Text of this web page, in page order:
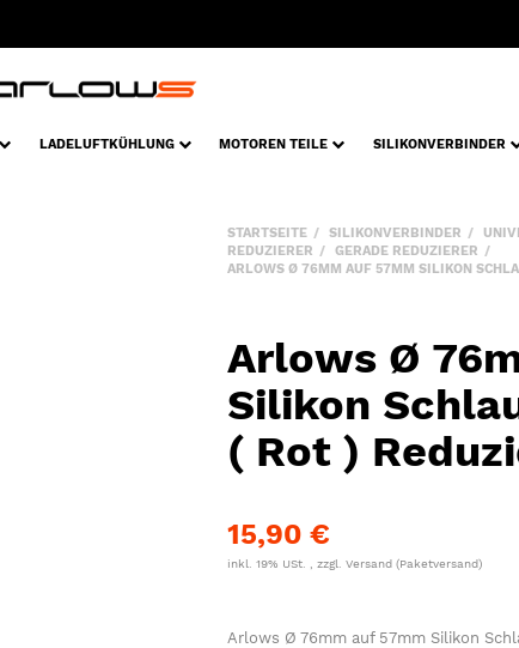
LADELUFTKÜHLUNG MOTOREN TEILE SILIKONVERBINDER
STARTSEITE SILIKONVERBINDER
REDUZIERER
GERADE REDUZIERER
ARLOWS Ø 76MM AUF 57MM SILIKON
Arlows Ø
Silikon
( Rot )
15,90 €
inkl. 19% USt. , zzgl.Versand(Paketversand)
Arlows Ø 76mm auf 57mm Silikon